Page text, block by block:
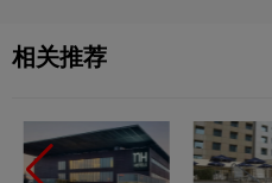
相关推荐